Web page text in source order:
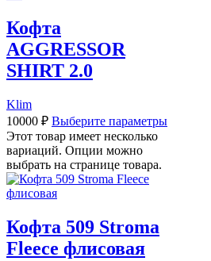
Кофта
AGGRESSOR
SHIRT 2.0
Klim
10000 ₽ Выберите параметры
Этот товар имеет несколько
вариаций. Опции можно
выбрать на странице товара.
Кофта 509 Stroma
Fleece флисовая